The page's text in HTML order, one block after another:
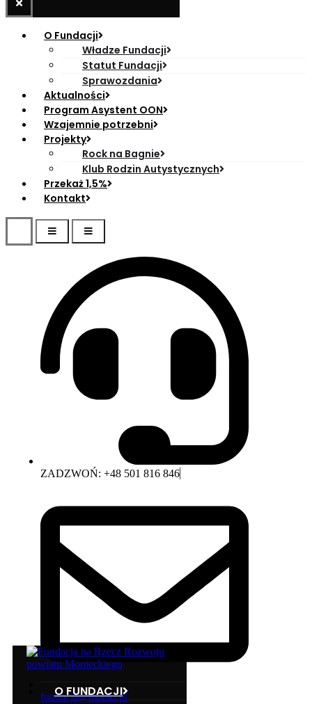
O Fundacji
Władze Fundacji
Statut Fundacji
Sprawozdania
Aktualności
Program Asystent OON
Wzajemnie potrzebni
Projekty
Rock na Bagnie
Klub Rodzin Autystycznych
Przekaż 1,5%
Kontakt
ZADZWOŃ: +48 501 816 846
fundacja@monki.pl
O FUNDACJI